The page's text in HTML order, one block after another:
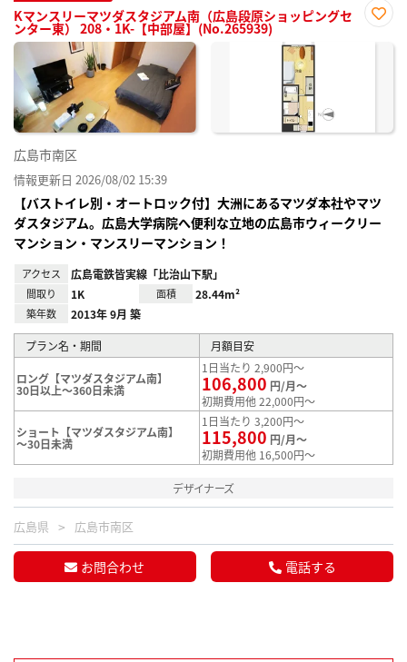
Kマンスリーマツダスタジアム南（広島段原ショッピングセ
ンター東） 208・1K-【中部屋】(No.265939)
に入
広島市南区
情報更新日 2026/08/02 15:39
【バストイレ別・オートロック付】大洲にあるマツダ本社やマツ
ダスタジアム。広島大学病院へ便利な立地の広島市ウィークリー
マンション・マンスリーマンション！
アクセス 広島電鉄皆実線「比治山下駅」
間取り 1K 面積 28.44m²
築年数 2013年 9月 築
プラン名・期間 月額目安
ロング【マツダスタジアム南】
30日以上～360日未満
1日当たり 2,900円～
106,800 円/月～
初期費用他 22,000円～
ショート【マツダスタジアム南】
～30日未満
1日当たり 3,200円～
115,800 円/月～
初期費用他 16,500円～
デザイナーズ
広島県 広島市南区
お問合わせ 電話する